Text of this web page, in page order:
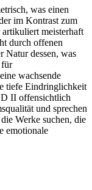
was einen
im Kontrast zum
meisterhaft
durch offenen
Natur dessen, was
für
wachsende
tiefe Eindringlichkeit
II offensichtlich
und sprechen
Werke suchen, die
emotionale